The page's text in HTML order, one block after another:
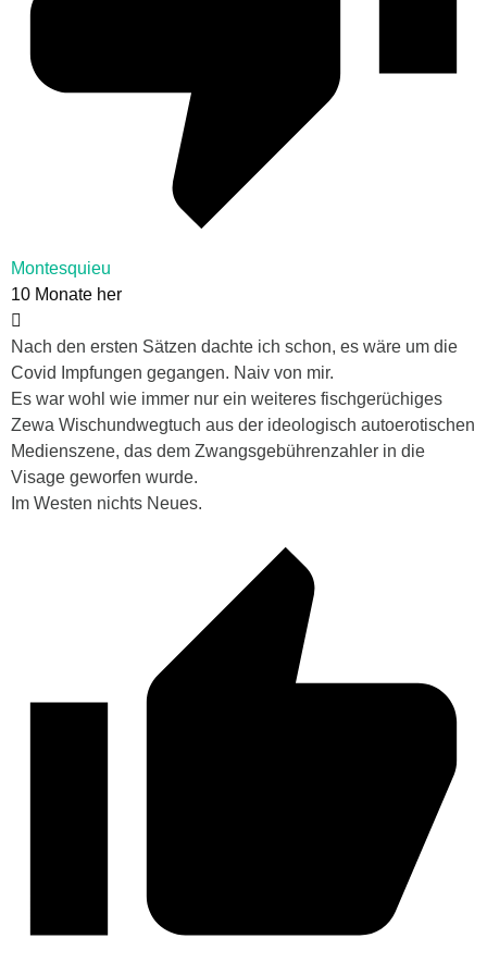
Montesquieu
10 Monate her
Nach den ersten Sätzen dachte ich schon, es wäre um die
Covid Impfungen gegangen. Naiv von mir.
Es war wohl wie immer nur ein weiteres fischgerüchiges
Zewa Wischundwegtuch aus der ideologisch autoerotischen
Medienszene, das dem Zwangsgebührenzahler in die
Visage geworfen wurde.
Im Westen nichts Neues.